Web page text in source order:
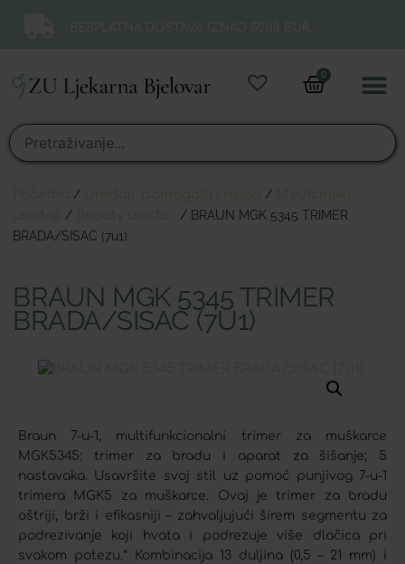
0
/ /
/
/ BRAUN MGK 5345 TRIMER
BRADA/SISAC (7u1)
BRAUN MGK 5345 TRIMER
BRADA/SISAC (7U1)
Braun 7-u-1, multifunkcionalni trimer za muškarce
MGK5345: trimer za bradu i aparat za šišanje; 5
nastavaka. Usavršite svoj stil uz pomoć punjivog 7-u-1
trimera MGK5 za muškarce. Ovaj je trimer za bradu
oštriji, brži i efikasniji – zahvaljujući širem segmentu za
podrezivanje koji hvata i podrezuje više dlačica pri
svakom potezu.* Kombinacija 13 duljina (0,5 – 21 mm) i